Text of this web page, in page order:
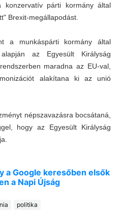
konzervatív párti kormány által
Brexit-megállapodást.
a munkáspárti kormány által
az Egyesült Királyság
maradna az EU-val,
alakítana ki az unió
népszavazásra bocsátaná,
hogy az Egyesült Királyság
a Google keresőben elsők
a Napi Újság
politika